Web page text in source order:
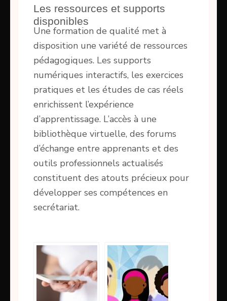
Les ressources et supports
disponibles
Une formation de qualité met à
disposition une variété de ressources
pédagogiques. Les supports
numériques interactifs, les exercices
pratiques et les études de cas réels
enrichissent l’expérience
d’apprentissage. L’accès à une
bibliothèque virtuelle, des forums
d’échange entre apprenants et des
outils professionnels actualisés
constituent des atouts précieux pour
développer ses compétences en
secrétariat.